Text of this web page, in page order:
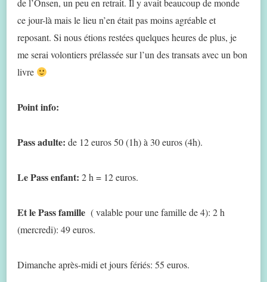
de l’Onsen, un peu en retrait. Il y avait beaucoup de monde
ce jour-là mais le lieu n’en était pas moins agréable et
reposant. Si nous étions restées quelques heures de plus, je
me serai volontiers prélassée sur l’un des transats avec un bon
livre
Point info:
Pass adulte: de 12 euros 50 (1h) à 30 euros (4h).
Le Pass enfant: 2 h = 12 euros.
Et le Pass famille ( valable pour une famille de 4): 2 h
(mercredi): 49 euros.
Dimanche après-midi et jours fériés: 55 euros.